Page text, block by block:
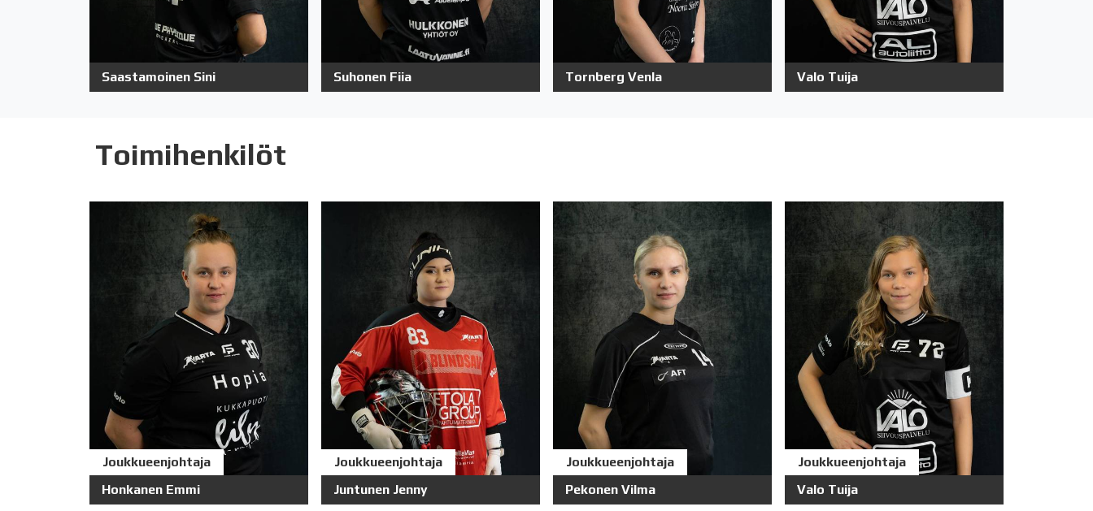
Saastamoinen Sini Suhonen Fiia Tornberg Venla Valo Tuija
Toimihenkilöt
Joukkueenjohtaja
Honkanen Emmi
Joukkueenjohtaja
Juntunen Jenny
Joukkueenjohtaja
Pekonen Vilma
Joukkueenjohtaja
Valo Tuija